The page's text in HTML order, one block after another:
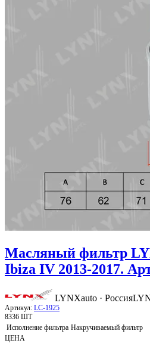
Масляный фильтр
Ibiza IV 2013-2017.
LYNXauto · Россия
Артикул: LC-1925
8336 ШТ
Исполнение фильтра Накручиваемый фильтр
ЦЕНА